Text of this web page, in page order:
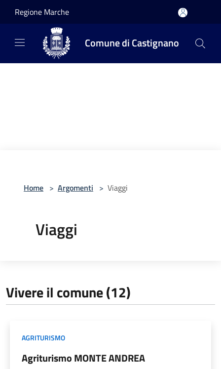
Regione Marche
Comune di Castignano
Home > Argomenti > Viaggi
Viaggi
Vivere il comune (12)
AGRITURISMO
Agriturismo MONTE ANDREA